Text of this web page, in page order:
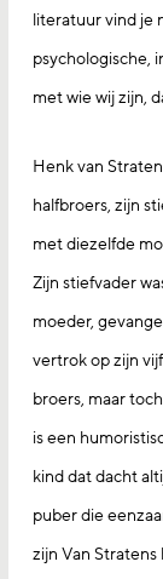
literatuur vind je
psychologische,
met wie wij zijn,
Henk van
halfbroers, zijn
met diezelfde
Zijn stiefvader
moeder,
vertrok op zijn
broers, maar
is een
kind dat dacht
puber die
zijn Van